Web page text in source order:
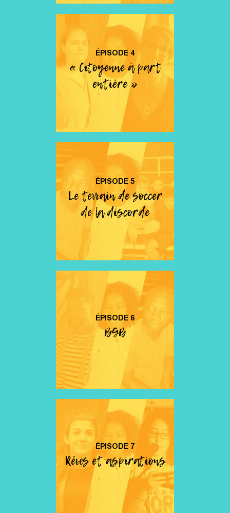
ÉPISODE 4
« Citoyenne à part
entière »
ÉPISODE 5
Le terrain de soccer
de la discorde
ÉPISODE 6
BGB
ÉPISODE 7
Rêves et aspirations